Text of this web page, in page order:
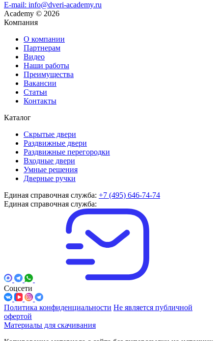
E-mail: info@dveri-academy.ru
Academy © 2026
Компания
О компании
Партнерам
Видео
Наши работы
Преимущества
Вакансии
Статьи
Контакты
Каталог
Скрытые двери
Раздвижные двери
Раздвижные перегородки
Входные двери
Умные решения
Дверные ручки
Единая справочная служба: +7 (495) 646-74-74
Единая справочная служба:
Соцсети
Политика конфиденциальности Не является публичной
офертой
Материалы для скачивания